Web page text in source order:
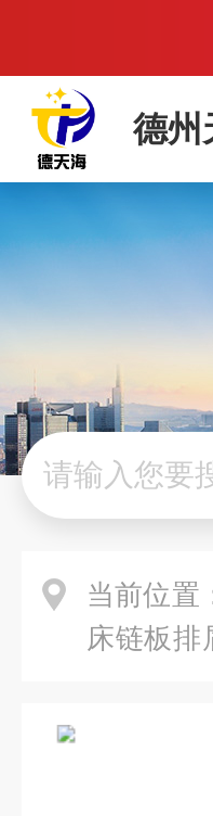
德州
当前位置
床链板排